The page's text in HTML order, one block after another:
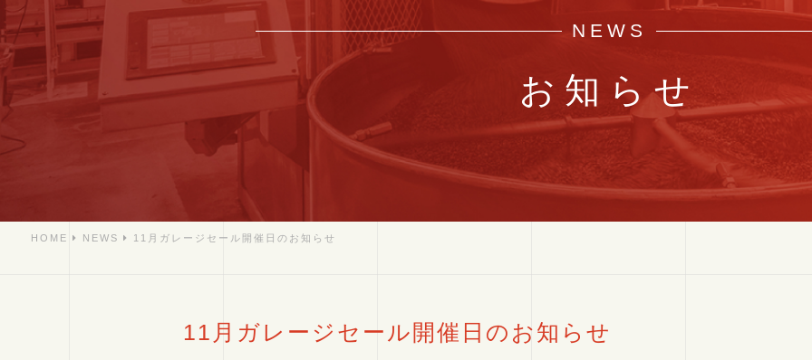
NEWS
お知らせ
HOME NEWS 11月ガレージセール開催日のお知らせ
11月ガレージセール開催日のお知らせ